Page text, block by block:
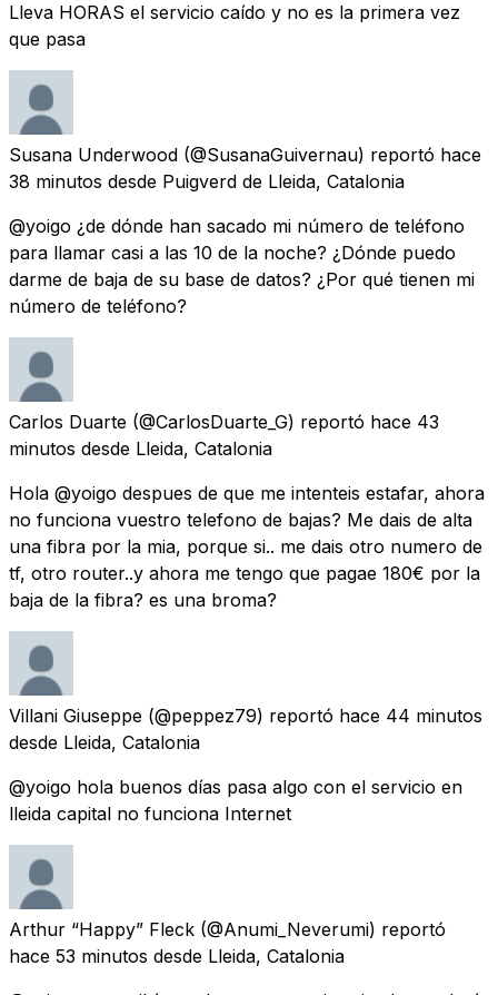
Lleva HORAS el servicio caído y no es la primera vez
que pasa
Susana Underwood (@SusanaGuivernau) reportó hace
38 minutos desde Puigverd de Lleida, Catalonia
@yoigo ¿de dónde han sacado mi número de teléfono
para llamar casi a las 10 de la noche? ¿Dónde puedo
darme de baja de su base de datos? ¿Por qué tienen mi
número de teléfono?
Carlos Duarte (@CarlosDuarte_G) reportó hace 43
minutos desde Lleida, Catalonia
Hola @yoigo despues de que me intenteis estafar, ahora
no funciona vuestro telefono de bajas? Me dais de alta
una fibra por la mia, porque si.. me dais otro numero de
tf, otro router..y ahora me tengo que pagae 180€ por la
baja de la fibra? es una broma?
Villani Giuseppe (@peppez79) reportó hace 44 minutos
desde Lleida, Catalonia
@yoigo hola buenos días pasa algo con el servicio en
lleida capital no funciona Internet
Arthur “Happy” Fleck (@Anumi_Neverumi) reportó
hace 53 minutos desde Lleida, Catalonia